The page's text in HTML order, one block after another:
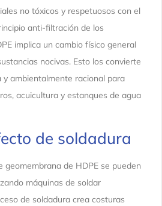
no tóxicos y respetuosos con el
anti-filtración de los
implica un cambio físico general
nocivas. Esto los convierte
y ambientalmente racional para
acuicultura y estanques de agua
de soldadura
geomembrana de HDPE se pueden
máquinas de soldar
de soldadura crea costuras